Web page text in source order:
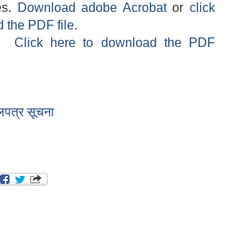
Download adobe Acrobatorclick
the PDF file.
Click here to download the PDF
सूचना